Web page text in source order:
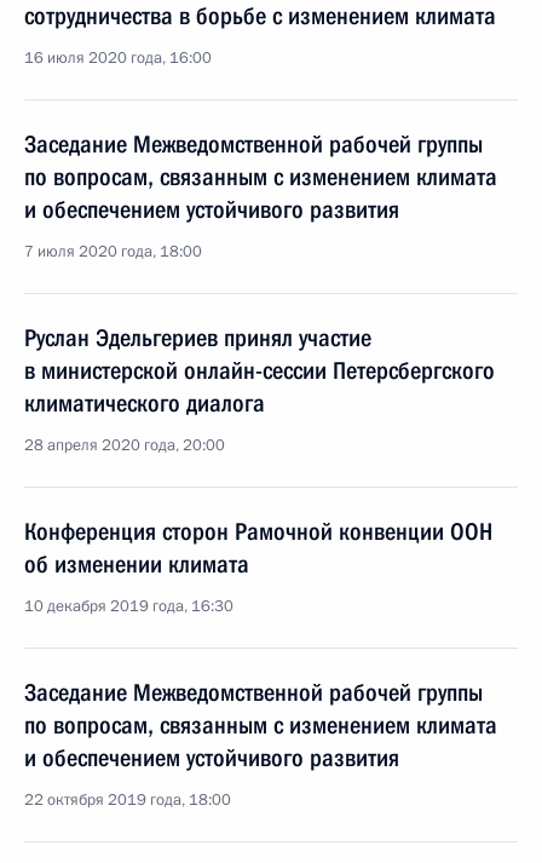
сотрудничества в борьбе с изменением климата
16 июля 2020 года, 16:00
Заседание Межведомственной рабочей группы
по вопросам, связанным с изменением климата
и обеспечением устойчивого развития
7 июля 2020 года, 18:00
Руслан Эдельгериев принял участие
в министерской онлайн-сессии Петерсбергского
климатического диалога
28 апреля 2020 года, 20:00
Конференция сторон Рамочной конвенции ООН
об изменении климата
10 декабря 2019 года, 16:30
Заседание Межведомственной рабочей группы
по вопросам, связанным с изменением климата
и обеспечением устойчивого развития
22 октября 2019 года, 18:00